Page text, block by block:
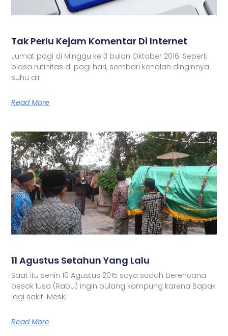
Tak Perlu Kejam Komentar Di Internet
Jumat pagi di Minggu ke 3 bulan Oktober 2016. Seperti
biasa rutinitas di pagi hari, sembari kenalan dinginnya
suhu air
Read More
11 Agustus Setahun Yang Lalu
Saat itu senin 10 Agustus 2015 saya sudah berencana
besok lusa (Rabu) ingin pulang kampung karena Bapak
lagi sakit. Meski
Read More